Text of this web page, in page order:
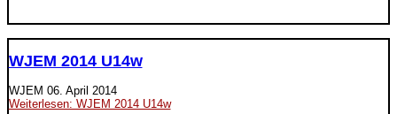
WJEM 2014 U14w
WJEM 06. April 2014
Weiterlesen: WJEM 2014 U14w